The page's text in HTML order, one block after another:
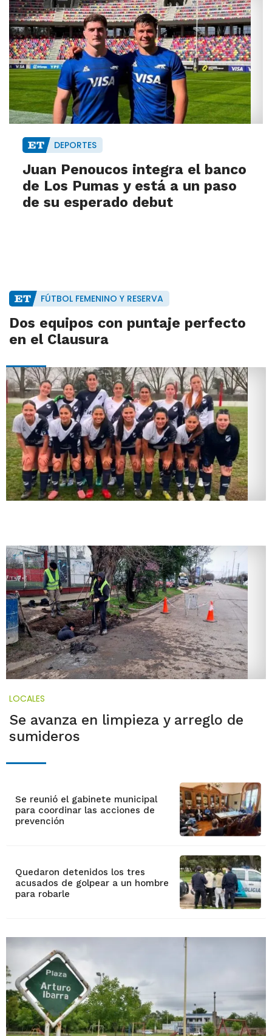
DEPORTES
Juan Penoucos integra el banco
de Los Pumas y está a un paso
de su esperado debut
FÚTBOL FEMENINO Y RESERVA
Dos equipos con puntaje perfecto
en el Clausura
LOCALES
Se avanza en limpieza y arreglo de
sumideros
Se reunió el gabinete municipal
para coordinar las acciones de
prevención
Quedaron detenidos los tres
acusados de golpear a un hombre
para robarle